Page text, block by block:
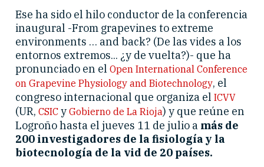
Ese ha sido el hilo conductor de la conferencia
inaugural -From grapevines to extreme
environments … and back? (De las vides a los
entornos extremos... ¿y de vuelta?)- que ha
pronunciado en el Open International Conference
on Grapevine Physiology and Biotechnology, el
congreso internacional que organiza el ICVV
(UR, CSIC y Gobierno de La Rioja) y que reúne en
Logroño hasta el jueves 11 de julio a más de
200 investigadores de la fisiología y la
biotecnología de la vid de 20 países.